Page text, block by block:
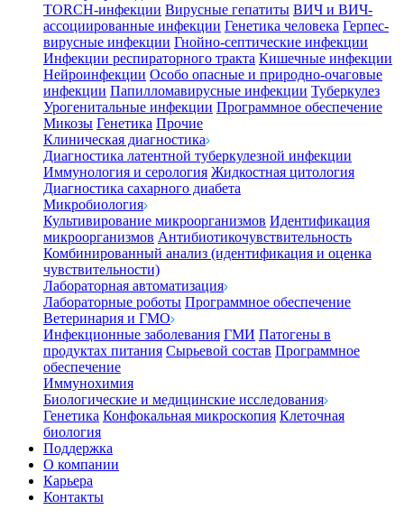
TORCH-инфекции Вирусные гепатиты ВИЧ и ВИЧ-
ассоциированные инфекции Генетика человека Герпес-
вирусные инфекции Гнойно-септические инфекции
Инфекции респираторного тракта Кишечные инфекции
Нейроинфекции Особо опасные и природно-очаговые
инфекции Папилломавирусные инфекции Туберкулез
Урогенитальные инфекции Программное обеспечение
Микозы Генетика Прочие
Клиническая диагностика
Диагностика латентной туберкулезной инфекции
Иммунология и серология Жидкостная цитология
Диагностика сахарного диабета
Микробиология
Культивирование микроорганизмов Идентификация
микроорганизмов Антибиотикочувствительность
Комбинированный анализ (идентификация и оценка
чувствительности)
Лабораторная автоматизация
Лабораторные роботы Программное обеспечение
Ветеринария и ГМО
Инфекционные заболевания ГМИ Патогены в
продуктах питания Сырьевой состав Программное
обеспечение
Иммунохимия
Биологические и медицинские исследования
Генетика Конфокальная микроскопия Клеточная
биология
Поддержка
О компании
Карьера
Контакты